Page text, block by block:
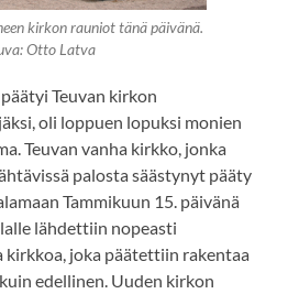
kirkon rauniot tänä päivänä.
Otto Latva
Teuvan kirkon
oli loppuen lopuksi monien
Teuvan vanha kirkko, jonka
palosta säästynyt pääty
Tammikuun 15. päivänä
lähdettiin nopeasti
joka päätettiin rakentaa
edellinen. Uuden kirkon